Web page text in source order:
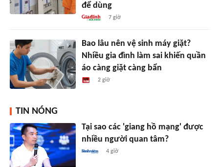
để dùng
7 giờ
Bao lâu nên vệ sinh máy giặt?
Nhiều gia đình làm sai khiến quần
áo càng giặt càng bẩn
2 giờ
TIN NÓNG
Tại sao các 'giang hồ mạng' được
nhiều người quan tâm?
4 giờ